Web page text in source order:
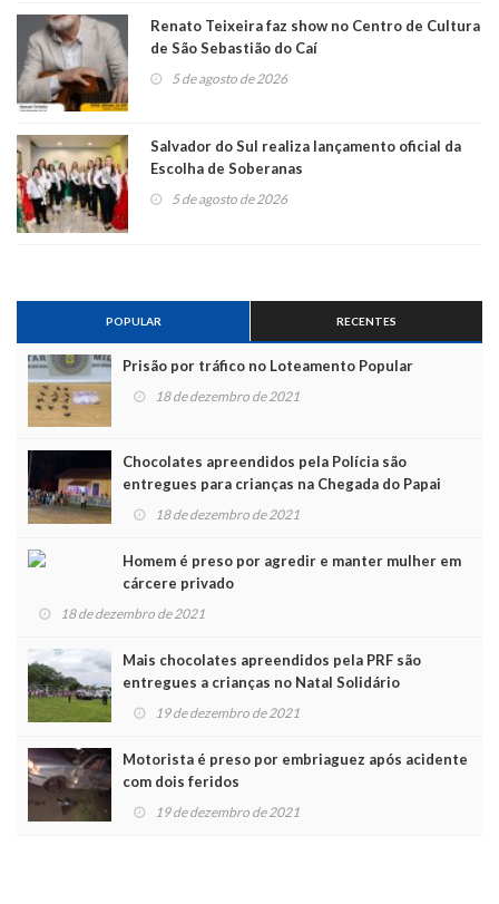
Renato Teixeira faz show no Centro de Cultura
de São Sebastião do Caí
5 de agosto de 2026
Salvador do Sul realiza lançamento oficial da
Escolha de Soberanas
5 de agosto de 2026
POPULAR RECENTES
Prisão por tráfico no Loteamento Popular
18 de dezembro de 2021
Chocolates apreendidos pela Polícia são
entregues para crianças na Chegada do Papai
Noel 18 de dezembro de 2021
Homem é preso por agredir e manter mulher em
cárcere privado
18 de dezembro de 2021
Mais chocolates apreendidos pela PRF são
entregues a crianças no Natal Solidário
19 de dezembro de 2021
Motorista é preso por embriaguez após acidente
com dois feridos
19 de dezembro de 2021